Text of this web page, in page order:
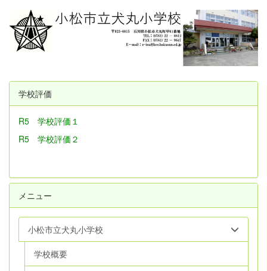
学校評価
R5 学校評価１
R5 学校評価２
メニュー
小松市立犬丸小学校
学校概要